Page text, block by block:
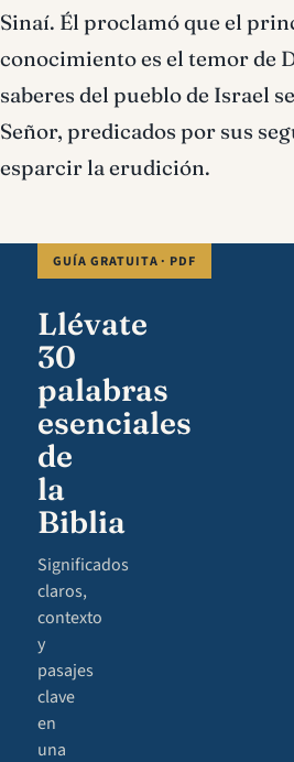
Sinaí. Él proclamó que el
conocimiento es el temor de
saberes del pueblo de Israel
Señor, predicados por sus
esparcir la erudición.
GUÍA GRATUITA · PDF
Llévate
30
palabras
esenciales
de
la
Biblia
Significados
claros,
contexto
y
pasajes
clave
en
una